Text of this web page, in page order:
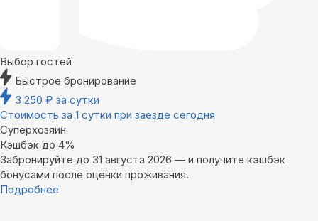
Выбор гостей
Быстрое бронирование
3 250 ₽ за сутки
Стоимость за 1 сутки при заезде сегодня
Суперхозяин
Кэшбэк до 4%
Забронируйте до 31 августа 2026 — и получите кэшбэк
бонусами после оценки проживания.
Подробнее